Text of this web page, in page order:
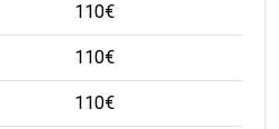
110€
110€
110€